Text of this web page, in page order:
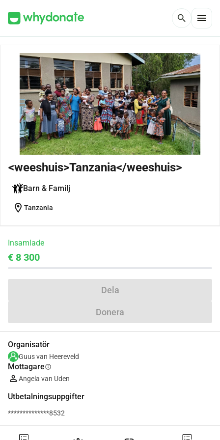
search menu
<weeshuis>Tanzania</weeshuis>
Barn & Familj
location_on Tanzania
Insamlade
€ 8 300
Dela
Donera
Organisatör
Guus van Heereveld
Mottagareinfo
Angela van Uden
Utbetalningsuppgifter
**************8532